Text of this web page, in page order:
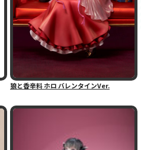
狼と香辛料 ホロ バレンタインVer.